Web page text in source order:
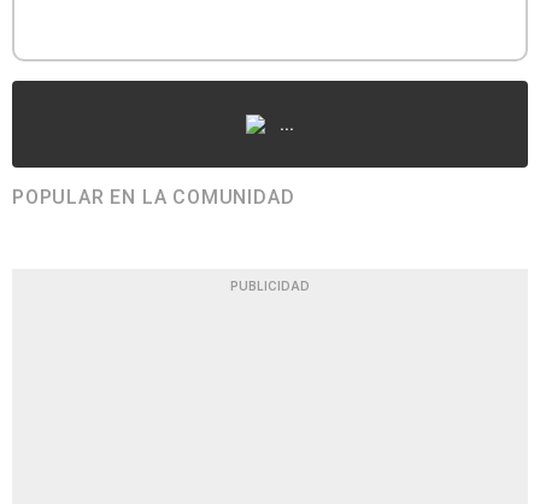
...
POPULAR EN LA COMUNIDAD
PUBLICIDAD